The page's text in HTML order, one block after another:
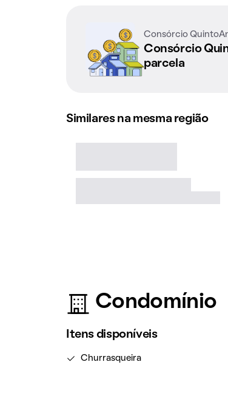
Consórcio
Consórcio
parcela
Similares na mesma região
Condomínio
Itens disponíveis
Churrasqueira